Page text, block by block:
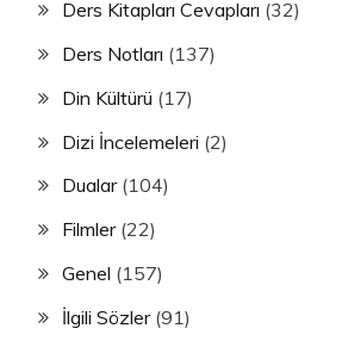
Ders Kitapları Cevapları (32)
Ders Notları (137)
Din Kültürü (17)
Dizi İncelemeleri (2)
Dualar(104)
Filmler(22)
Genel (157)
İlgili Sözler(91)